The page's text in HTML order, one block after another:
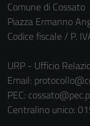
Comune di Cossato
Piazza Ermanno
Codice fiscale / P.
URP - Ufficio
Email:
PEC:
Centralino unico: